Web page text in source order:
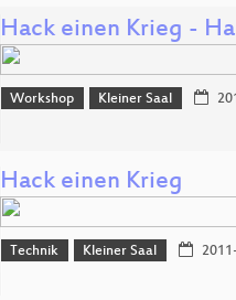
Hack einen Krieg -
Workshop Kleiner Saal
Hack einen Krieg
Technik Kleiner Saal